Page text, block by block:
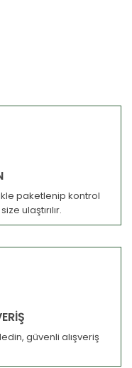
paketlenip kontrol
ulaştırılır.
güvenli alışveriş